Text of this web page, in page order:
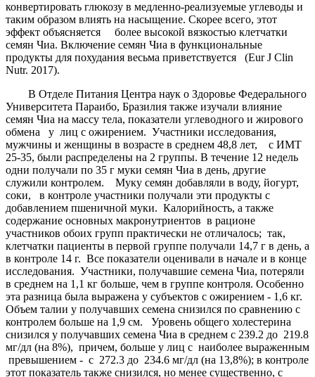
конвертировать глюкозу в медленно-реализуемые углеводы и
таким образом влиять на насыщение. Скорее всего, этот
эффект объясняется более высокой вязкостью клетчатки
семян Чиа. Включение семян Чиа в функциональные
продукты для похудания весьма приветствуется (Eur J Clin
Nutr. 2017).
В Отделе Питания Центра наук о Здоровье Федерального
Университета Параибо, Бразилия также изучали влияние
семян Чиа на массу тела, показатели углеводного и жирового
обмена у лиц с ожирением. Участники исследования,
мужчины и женщины в возрасте в среднем 48,8 лет, с ИМТ
25-35, были распределены на 2 группы. В течение 12 недель
одни получали по 35 г муки семян Чиа в день, другие
служили контролем. Муку семян добавляли в воду, йогурт,
соки, в контроле участники получали эти продукты с
добавлением пшеничной муки. Калорийность, а также
содержание основных макронутриентов в рационе
участников обоих групп практически не отличалось; так,
клетчатки пациенты в первой группе получали 14,7 г в день, а
в контроле 14 г. Все показатели оценивали в начале и в конце
исследования. Участники, получавшие семена Чиа, потеряли
в среднем на 1,1 кг больше, чем в группе контроля. Особенно
эта разница была выражена у субъектов с ожирением - 1,6 кг.
Объем талии у получавших семена снизился по сравнению с
контролем больше на 1,9 см. Уровень общего холестерина
снизился у получавших семена Чиа в среднем с 239.2 до 219.8
мг/дл (на 8%), причем, больше у лиц с наиболее выраженным
превышением - с 272.3 до 234.6 мг/дл (на 13,8%); в контроле
этот показатель также снизился, но менее существенно, с